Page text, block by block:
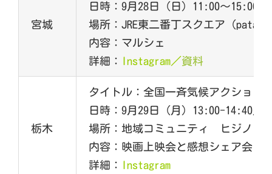
宮城
日時：9月28日（日）11:00～15:00
場所：JRE東二番丁スクエア（
内容：マルシェ
詳細： Instagram／資料
栃木
タイトル：全国一斉気候アクショ
日時：9月29日（月）13:00-14:40／
場所：地域コミュニティ ヒジノワ
内容：映画上映会と感想シェア会
詳細： Instagram